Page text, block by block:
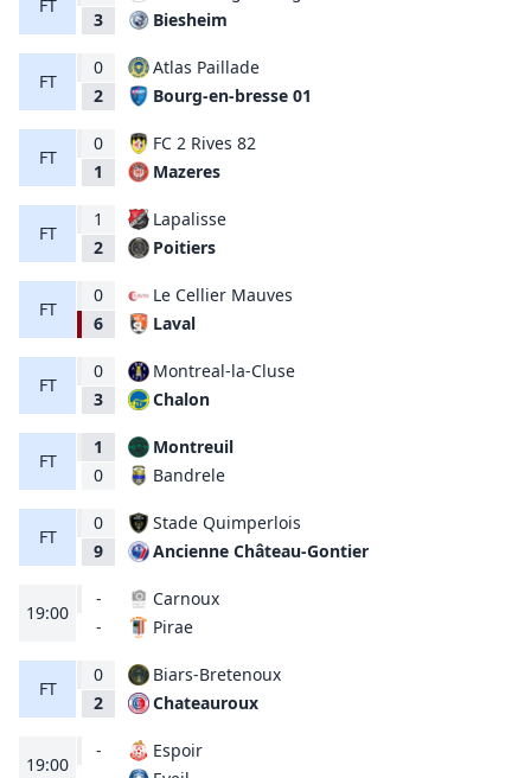
FT
3
Biesheim
FT
0
2
Atlas Paillade
Bourg-en-bresse 01
FT
0
1
FC 2 Rives 82
Mazeres
FT
1
2
Lapalisse
Poitiers
FT
0
6
Le Cellier Mauves
Laval
FT
0
3
Montreal-la-Cluse
Chalon
FT
1
0
Montreuil
Bandrele
FT
0
9
Stade Quimperlois
Ancienne Château-Gontier
19:00
-
-
Carnoux
Pirae
FT
0
2
Biars-Bretenoux
Chateauroux
19:00
-
Espoir